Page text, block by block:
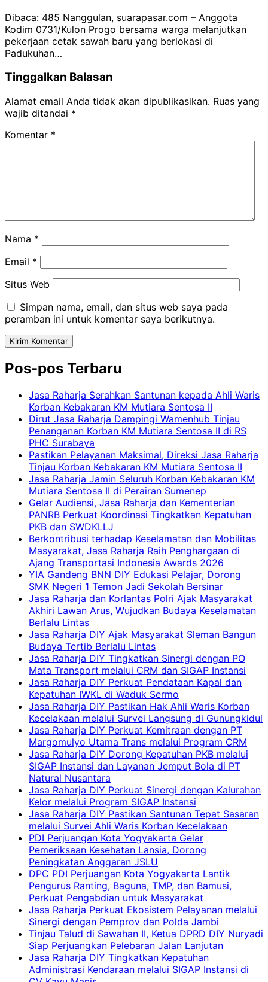
Dibaca: 485 Nanggulan, suarapasar.com – Anggota
Kodim 0731/Kulon Progo bersama warga melanjutkan
pekerjaan cetak sawah baru yang berlokasi di
Padukuhan…
Tinggalkan Balasan
Alamat email Anda tidak akan dipublikasikan. Ruas yang
wajib ditandai *
Komentar *
Nama *
Email *
Situs Web
Simpan nama, email, dan situs web saya pada
peramban ini untuk komentar saya berikutnya.
Pos-pos Terbaru
Jasa Raharja Serahkan Santunan kepada Ahli Waris
Korban Kebakaran KM Mutiara Sentosa II
Dirut Jasa Raharja Dampingi Wamenhub Tinjau
Penanganan Korban KM Mutiara Sentosa II di RS
PHC Surabaya
Pastikan Pelayanan Maksimal, Direksi Jasa Raharja
Tinjau Korban Kebakaran KM Mutiara Sentosa II
Jasa Raharja Jamin Seluruh Korban Kebakaran KM
Mutiara Sentosa II di Perairan Sumenep
Gelar Audiensi, Jasa Raharja dan Kementerian
PANRB Perkuat Koordinasi Tingkatkan Kepatuhan
PKB dan SWDKLLJ
Berkontribusi terhadap Keselamatan dan Mobilitas
Masyarakat, Jasa Raharja Raih Penghargaan di
Ajang Transportasi Indonesia Awards 2026
YIA Gandeng BNN DIY Edukasi Pelajar, Dorong
SMK Negeri 1 Temon Jadi Sekolah Bersinar
Jasa Raharja dan Korlantas Polri Ajak Masyarakat
Akhiri Lawan Arus, Wujudkan Budaya Keselamatan
Berlalu Lintas
Jasa Raharja DIY Ajak Masyarakat Sleman Bangun
Budaya Tertib Berlalu Lintas
Jasa Raharja DIY Tingkatkan Sinergi dengan PO
Mata Transport melalui CRM dan SIGAP Instansi
Jasa Raharja DIY Perkuat Pendataan Kapal dan
Kepatuhan IWKL di Waduk Sermo
Jasa Raharja DIY Pastikan Hak Ahli Waris Korban
Kecelakaan melalui Survei Langsung di Gunungkidul
Jasa Raharja DIY Perkuat Kemitraan dengan PT
Margomulyo Utama Trans melalui Program CRM
Jasa Raharja DIY Dorong Kepatuhan PKB melalui
SIGAP Instansi dan Layanan Jemput Bola di PT
Natural Nusantara
Jasa Raharja DIY Perkuat Sinergi dengan Kalurahan
Kelor melalui Program SIGAP Instansi
Jasa Raharja DIY Pastikan Santunan Tepat Sasaran
melalui Survei Ahli Waris Korban Kecelakaan
PDI Perjuangan Kota Yogyakarta Gelar
Pemeriksaan Kesehatan Lansia, Dorong
Peningkatan Anggaran JSLU
DPC PDI Perjuangan Kota Yogyakarta Lantik
Pengurus Ranting, Baguna, TMP, dan Bamusi,
Perkuat Pengabdian untuk Masyarakat
Jasa Raharja Perkuat Ekosistem Pelayanan melalui
Sinergi dengan Pemprov dan Polda Jambi
Tinjau Talud di Sawahan II, Ketua DPRD DIY Nuryadi
Siap Perjuangkan Pelebaran Jalan Lanjutan
Jasa Raharja DIY Tingkatkan Kepatuhan
Administrasi Kendaraan melalui SIGAP Instansi di